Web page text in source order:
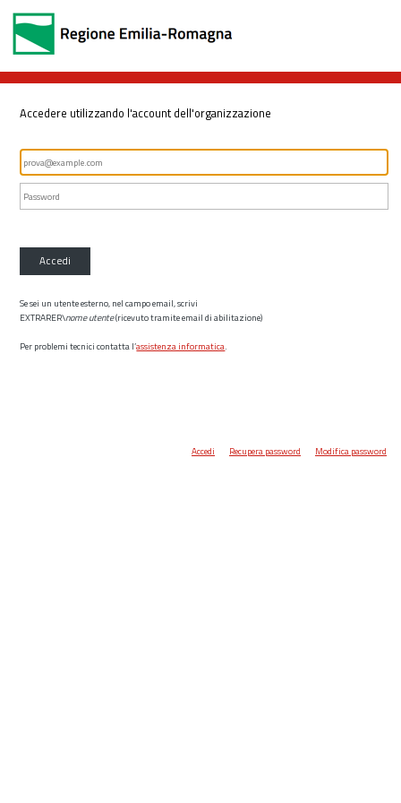
Accedere utilizzando l'account dell'organizzazione
Accedi
Se sei un utente esterno, nel campo email, scrivi
EXTRARER\nome utente(ricevuto tramite email di abilitazione)
Per problemi tecnici contatta l’assistenza informatica.
Accedi Recupera password Modifica password